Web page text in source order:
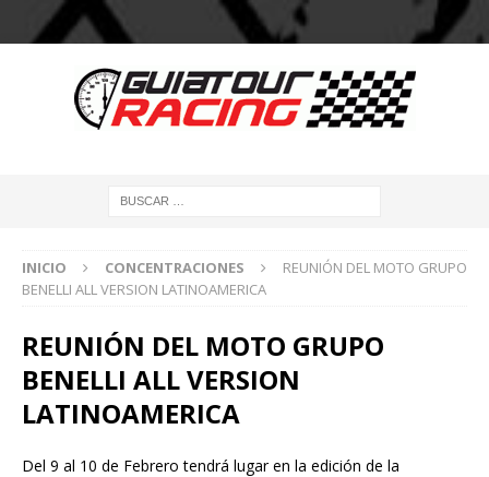
INICIO CONCENTRACIONES
REUNIÓN DEL MOTO GRUPO
BENELLI ALL VERSION LATINOAMERICA
REUNIÓN DEL MOTO GRUPO
BENELLI ALL VERSION
LATINOAMERICA
Del 9 al 10 de Febrero tendrá lugar en la edición de la